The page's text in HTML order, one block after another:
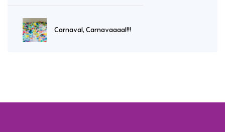
Carnaval, Carnavaaaal!!!